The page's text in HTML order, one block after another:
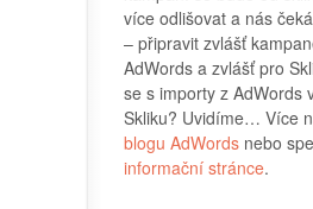
více odlišovat a nás
– připravit zvlášť
AdWords a zvlášť pro
se s importy z AdWords
Skliku? Uvidíme… Více
blogu AdWords nebo
informační stránce.